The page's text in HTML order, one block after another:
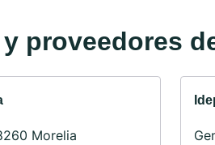
proveedores
Morelia